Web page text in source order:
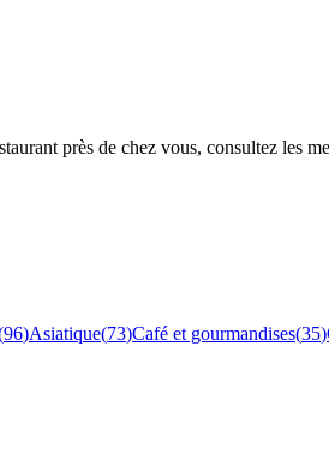
près de chez vous, consultez les
96)Asiatique(73)Café et gourmandises(35)